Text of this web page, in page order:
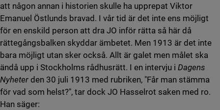
att någon annan i historien skulle ha upprepat Viktor
Emanuel Östlunds bravad. I vår tid är det inte ens möjligt
för en enskild person att dra JO inför rätta så här då
rättegångsbalken skyddar ämbetet. Men 1913 är det inte
bara möjligt utan sker också. Allt är galet men målet ska
ändå upp i Stockholms rådhusrätt. I en intervju i Dagens
Nyheter den 30 juli 1913 med rubriken, "Får man stämma
för vad som helst?", tar dock JO Hasselrot saken med ro.
Han säger: